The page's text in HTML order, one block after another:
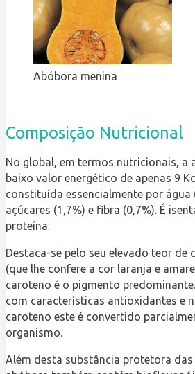
Abóbora menina
Composição Nutricional
No global, em termos nutricionais, a
baixo valor energético de apenas 9
constituída essencialmente por água
açúcares (1,7%) e fibra (0,7%). É
proteína.
Destaca-se pelo seu elevado teor de
(que lhe confere a cor laranja e
caroteno é o pigmento
com características antioxidantes e
caroteno este é convertido
organismo.
Além desta substância protetora das